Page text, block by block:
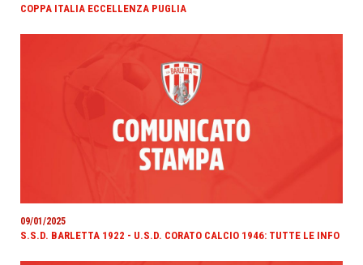
COPPA ITALIA ECCELLENZA PUGLIA
09/01/2025
S.S.D. BARLETTA 1922 - U.S.D. CORATO CALCIO 1946: TUTTE LE INFO